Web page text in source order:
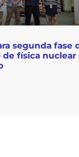
segunda fase
física nuclear